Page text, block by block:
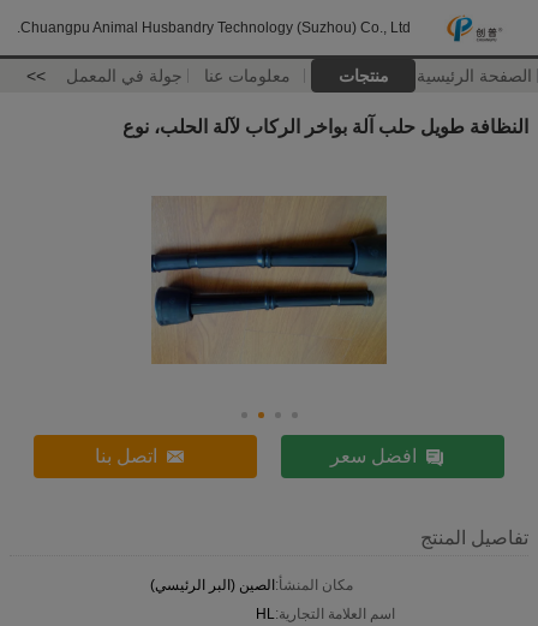
Chuangpu Animal Husbandry Technology (Suzhou) Co., Ltd.
الصفحة الرئيسية منتجات معلومات عنا جولة في المعمل >>
النظافة طويل حلب آلة بواخر الركاب لآلة الحلب، نوع
افضل سعر اتصل بنا
تفاصيل المنتج
مكان المنشأ:الصين (البر الرئيسي)
اسم العلامة التجارية:HL